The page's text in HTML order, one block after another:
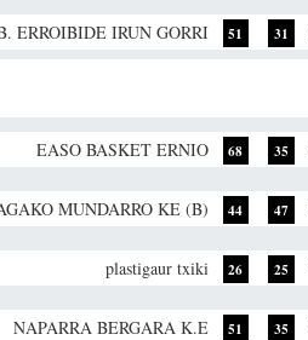
ERROIBIDE IRUN GORRI 51 31
EASO BASKET ERNIO 68 35
MUNDARRO KE (B) 44 47
plastigaur txiki 26 25
NAPARRA BERGARA K.E 51 35